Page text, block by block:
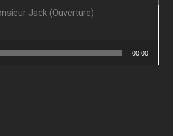
Jack (Ouverture)
00:00